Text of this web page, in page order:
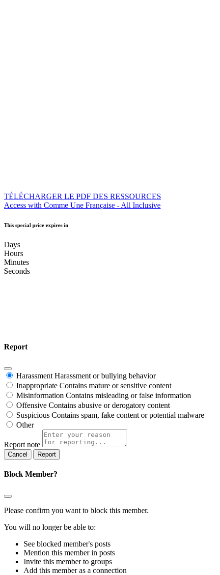
TÉLÉCHARGER LE PDF DES RESSOURCES
Access with Comme Une Française - All Inclusive
This special price expires in
Days
Hours
Minutes
Seconds
Report
Harassment Harassment or bullying behavior
Inappropriate Contains mature or sensitive content
Misinformation Contains misleading or false information
Offensive Contains abusive or derogatory content
Suspicious Contains spam, fake content or potential malware
Other
Report note
Report
Block Member?
Please confirm you want to block this member.
You will no longer be able to:
See blocked member's posts
Mention this member in posts
Invite this member to groups
Add this member as a connection